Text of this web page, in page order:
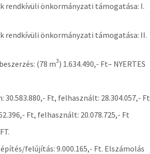
rendkívüli önkormányzati támogatása: I.
rendkívüli önkormányzati támogatása: II.
(78 m3) 1.634.490,- Ft– NYERTES
30.583.880,- Ft, felhasznált: 28.304.057,- Ft
Ft, felhasznált: 20.078.725,- Ft
felújítás: 9.000.165,- Ft. Elszámolás